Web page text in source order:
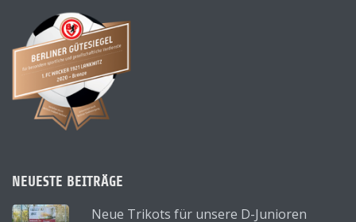
NEUESTE BEITRÄGE
Neue Trikots für unsere D-Junioren